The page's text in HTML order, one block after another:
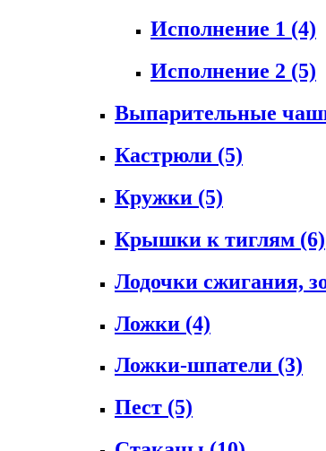
Исполнение 1 (4)
Исполнение 2 (5)
Выпарительные
Кастрюли (5)
Кружки (5)
Крышки к тиглям (6)
Лодочки сжигания,
Ложки (4)
Ложки-шпатели (3)
Пест (5)